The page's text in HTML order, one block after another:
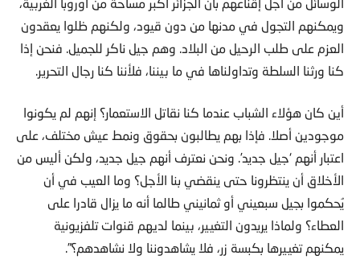
ويمكنهم التجول في مدنها من دون قيود، ولكنهم ظلوا يعقدون
العزم على طلب الرحيل من البلاد. وهم جيل ناكر للجميل. فنحن إذا
كنا ورثنا السلطة وتداولناها في ما بيننا، فلأننا كنا رجال التحرير.
موجودين أصلا. فإذا بهم يطالبون بحقوق ونمط عيش مختلف، على
اعتبار أنهم ‘جيل جديد’. ونحن نعترف أنهم جيل جديد، ولكن أليس من
الأخلاق أن ينتظرونا حتى ينقضي بنا الأجل؟ وما العيب في أن
يُحكموا بجيل سبعيني أو ثمانيني طالما أنه ما يزال قادرا على
العطاء؟ ولماذا يريدون التغيير، بينما لديهم قنوات تلفزيونية
يمكنهم تغييرها بكبسة زر، فلا يشاهدوننا ولا نشاهدهم؟”.